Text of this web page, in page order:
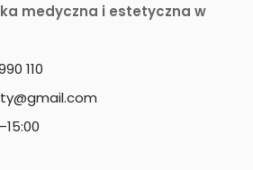
medyczna i estetyczna w
110